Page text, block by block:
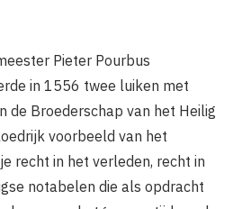
Pieter Pourbus
in 1556 twee luiken met
de Broederschap van het Heilig
voorbeeld van het
recht in het verleden, recht in
notabelen die als opdracht